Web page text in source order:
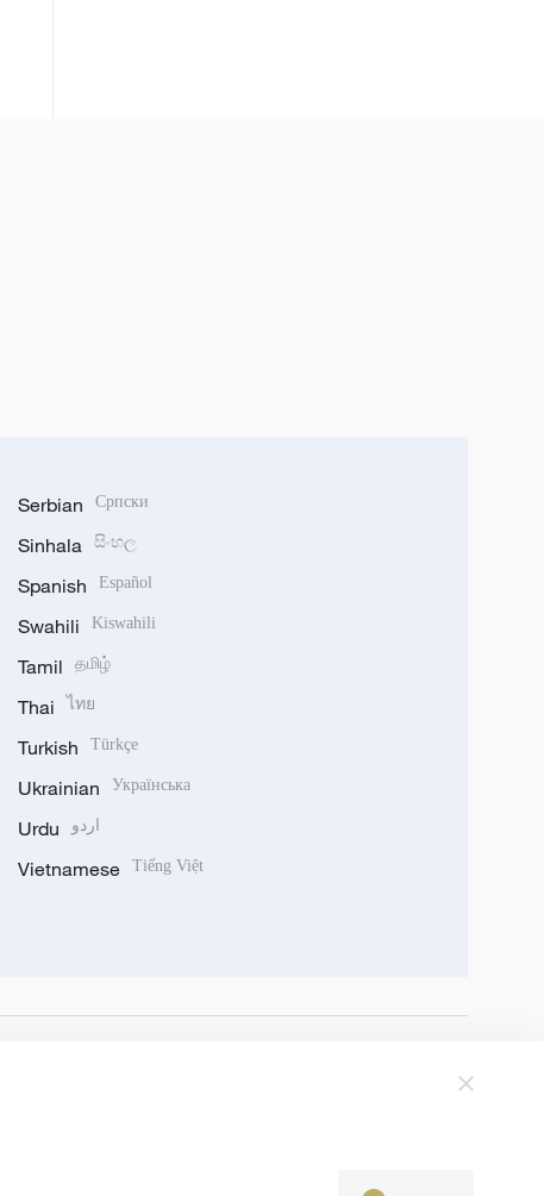
Serbian Српски
Sinhala සිංහල
Spanish Español
Swahili Kiswahili
Tamil தமிழ்
Thai ไทย
Turkish Türkçe
Ukrainian Українська
Urdu اردو
Vietnamese Tiếng Việt